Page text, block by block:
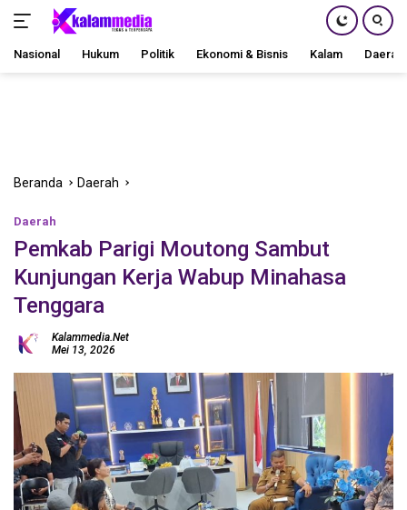
Nasional Hukum Politik Ekonomi & Bisnis Kalam Daerah
Beranda Daerah
Daerah
Pemkab Parigi Moutong Sambut
Kunjungan Kerja Wabup Minahasa
Tenggara
Kalammedia.net
Mei 13, 2026